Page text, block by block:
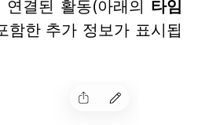
결된 활동(아래의 타임
함한 추가 정보가 표시됩